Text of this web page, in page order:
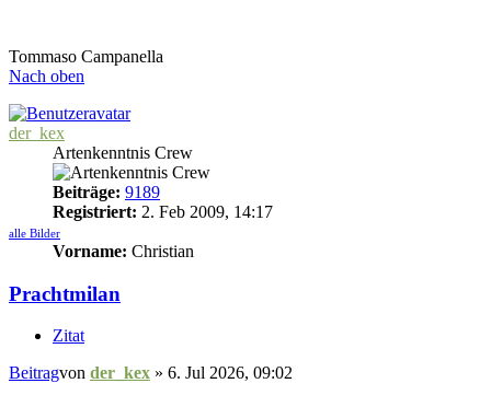
Tommaso Campanella
Nach oben
der_kex
Artenkenntnis Crew
Beiträge: 9189
Registriert: 2. Feb 2009, 14:17
alle Bilder
Vorname: Christian
Prachtmilan
Zitat
Beitragvon der_kex » 6. Jul 2026, 09:02